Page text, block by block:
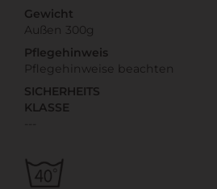
Gewicht
Außen 300g
Pflegehinweis
Pflegehinweise beachten
SICHERHEITS
KLASSE